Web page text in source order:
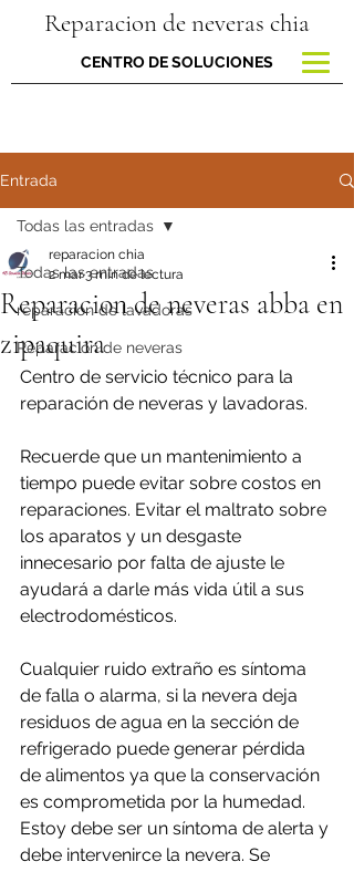
Reparacion de neveras chia
CENTRO DE SOLUCIONES
Entrada
Todas las entradas
reparacion de lavadoras
Reparación de neveras
Todas las entradas
Reparacion de neveras abba en
zipaquira
reparacion chia
2 mar3 min de lectura
Centro de servicio técnico para la
reparación de neveras y lavadoras.
Recuerde que un mantenimiento a
tiempo puede evitar sobre costos en
reparaciones. Evitar el maltrato sobre
los aparatos y un desgaste
innecesario por falta de ajuste le
ayudará a darle más vida útil a sus
electrodomésticos.
Cualquier ruido extraño es síntoma
de falla o alarma, si la nevera deja
residuos de agua en la sección de
refrigerado puede generar pérdida
de alimentos ya que la conservación
es comprometida por la humedad.
Estoy debe ser un síntoma de alerta y
debe intervenirce la nevera. Se